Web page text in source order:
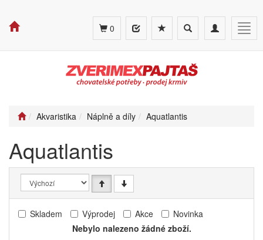
Toggle
navigation
Toggle
search
0
Akvaristika Náplně a díly Aquatlantis
Aquatlantis
Skladem Výprodej Akce
Novinka
Nebylo nalezeno žádné zboží.